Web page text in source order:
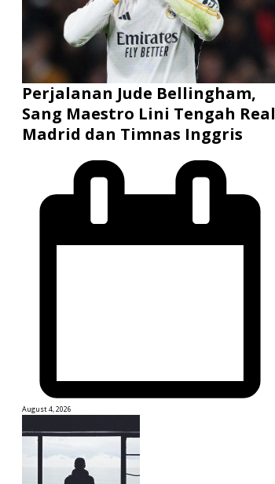
Perjalanan Jude Bellingham,
Sang Maestro Lini Tengah Real
Madrid dan Timnas Inggris
August 4, 2026